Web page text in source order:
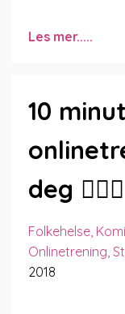
Les mer.....
10
deg
Folkehelse
Onlinetrening
2018